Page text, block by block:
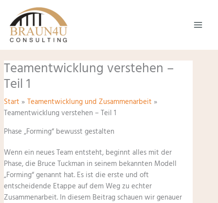
Inhalt
springen
Teamentwicklung verstehen –
Teil 1
Start
Teamentwicklung und Zusammenarbeit
Teamentwicklung verstehen – Teil 1
Phase „Forming“ bewusst gestalten
Wenn ein neues Team entsteht, beginnt alles mit der
Phase, die Bruce Tuckman in seinem bekannten Modell
„Forming“ genannt hat. Es ist die erste und oft
entscheidende Etappe auf dem Weg zu echter
Zusammenarbeit. In diesem Beitrag schauen wir genauer